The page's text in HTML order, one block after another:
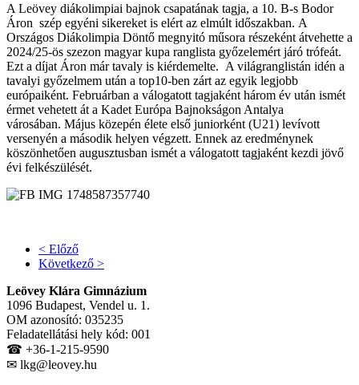
A Leövey diákolimpiai bajnok csapatának tagja, a 10. B-s Bodor
Áron szép egyéni sikereket is elért az elmúlt időszakban. A
Országos Diákolimpia Döntő megnyitó műsora részeként átvehette a
2024/25-ös szezon magyar kupa ranglista győzelemért járó trófeát.
Ezt a díjat Áron már tavaly is kiérdemelte. A világranglistán idén a
tavalyi győzelmem után a top10-ben zárt az egyik legjobb
európaiként. Februárban a válogatott tagjaként három év után ismét
érmet vehetett át a Kadet Európa Bajnokságon Antalya
városában. Május közepén élete első juniorként (U21) levívott
versenyén a második helyen végzett. Ennek az eredménynek
köszönhetően augusztusban ismét a válogatott tagjaként kezdi jövő
évi felkészülését.
< Előző
Következő >
Leövey Klára Gimnázium
1096 Budapest, Vendel u. 1.
OM azonosító: 035235
Feladatellátási hely kód: 001
☎ +36-1-215-9590
✉ lkg@leovey.hu